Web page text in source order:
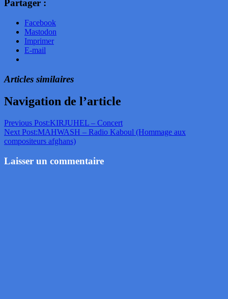
Partager :
Facebook
Mastodon
Imprimer
E-mail
Articles similaires
Navigation de l’article
Previous Post:KIRJUHEL – Concert
Next Post:MAHWASH – Radio Kaboul (Hommage aux
compositeurs afghans)
Laisser un commentaire